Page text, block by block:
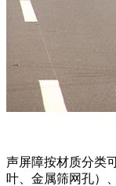
声屏障按材质分类
叶、金属筛网孔）